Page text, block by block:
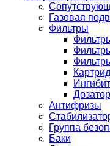
Газовая
Фильтры
Антифризы
Группа
Баки